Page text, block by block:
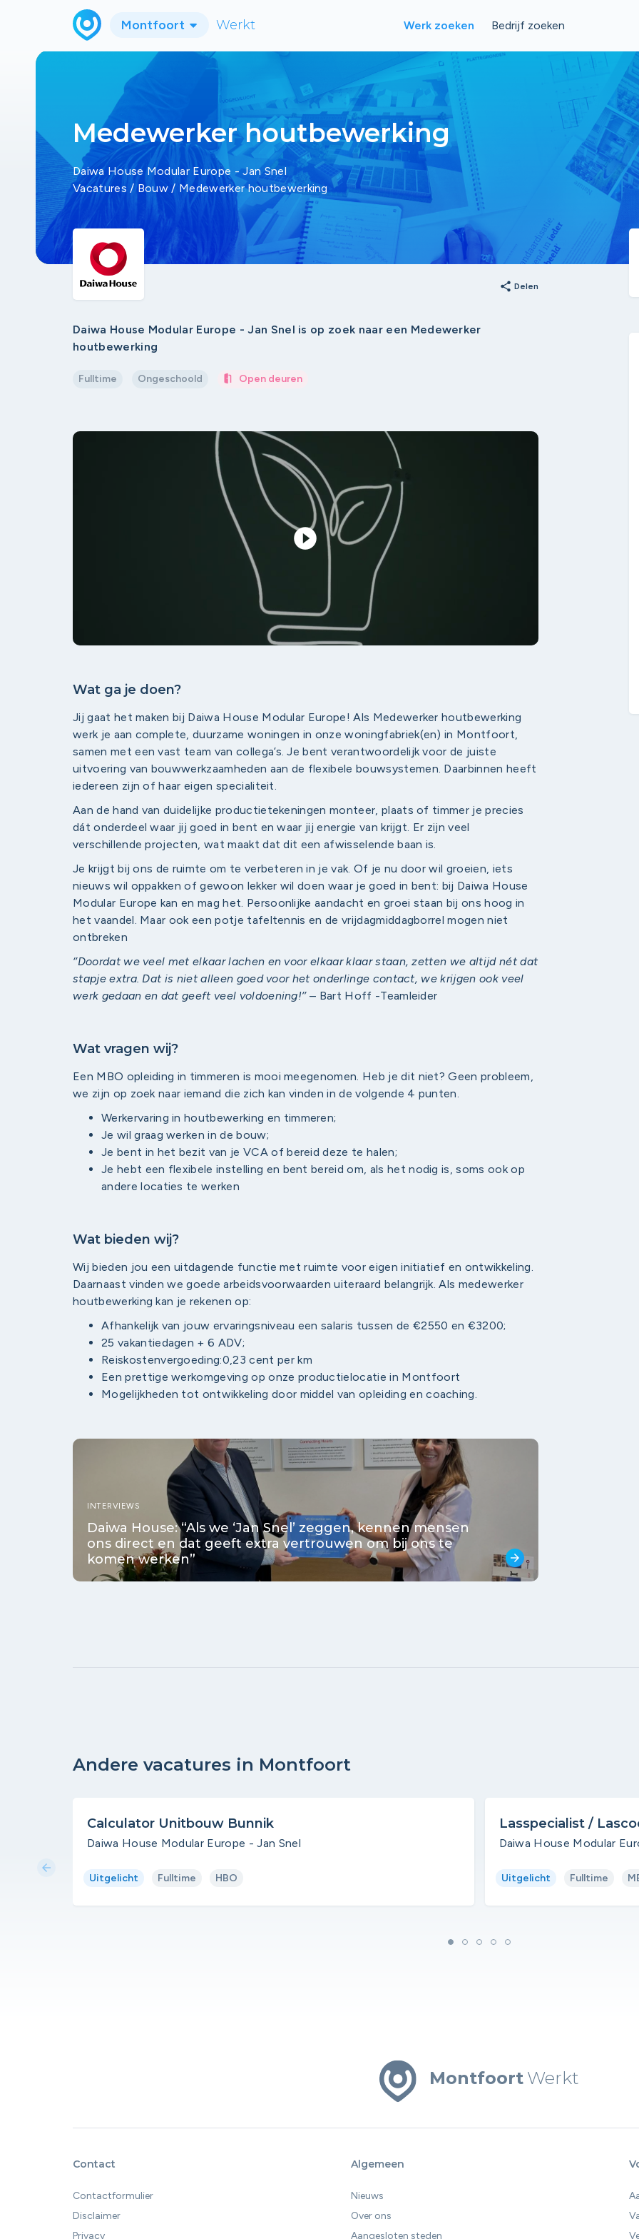
Montfoort Werkt Werk zoeken Bedrijf zoeken
Medewerker houtbewerking
Daiwa House Modular Europe - Jan Snel
Vacatures /Bouw / Medewerker houtbewerking
share Delen
Daiwa House Modular Europe - Jan Snel is op zoek naar een Medewerker
houtbewerking
Fulltime Ongeschoold Open deuren
play_circle_filled
Wat ga je doen?
Jij gaat het maken bij Daiwa House Modular Europe! Als Medewerker houtbewerking
werk je aan complete, duurzame woningen in onze woningfabriek(en) in Montfoort,
samen met een vast team van collega’s. Je bent verantwoordelijk voor de juiste
uitvoering van bouwwerkzaamheden aan de flexibele bouwsystemen. Daarbinnen heeft
iedereen zijn of haar eigen specialiteit.
Aan de hand van duidelijke productietekeningen monteer, plaats of timmer je precies
dát onderdeel waar jij goed in bent en waar jij energie van krijgt. Er zijn veel
verschillende projecten, wat maakt dat dit een afwisselende baan is.
Je krijgt bij ons de ruimte om te verbeteren in je vak. Of je nu door wil groeien, iets
nieuws wil oppakken of gewoon lekker wil doen waar je goed in bent: bij Daiwa House
Modular Europe kan en mag het. Persoonlijke aandacht en groei staan bij ons hoog in
het vaandel. Maar ook een potje tafeltennis en de vrijdagmiddagborrel mogen niet
ontbreken
‘’Doordat we veel met elkaar lachen en voor elkaar klaar staan, zetten we altijd nét dat
stapje extra. Dat is niet alleen goed voor het onderlinge contact, we krijgen ook veel
werk gedaan en dat geeft veel voldoening!’’– Bart Hoff -Teamleider
Wat vragen wij?
Een MBO opleiding in timmeren is mooi meegenomen. ​Heb je dit niet? Geen probleem,
we zijn op zoek naar iemand die zich kan vinden in de volgende 4 punten.
Werkervaring in houtbewerking en timmeren;
Je wil graag werken in de bouw;
Je bent in het bezit van je VCA of bereid deze te halen;
Je hebt een flexibele instelling en bent bereid om, als het nodig is, soms ook op
andere locaties te werken
Wat bieden wij?
Wij bieden jou een uitdagende functie met ruimte voor eigen initiatief en ontwikkeling.
Daarnaast vinden we goede arbeidsvoorwaarden uiteraard belangrijk. Als medewerker
houtbewerking kan je rekenen op:
Afhankelijk van jouw ervaringsniveau een salaris tussen de €2550 en €3200;
25 vakantiedagen + 6 ADV;
Reiskostenvergoeding:0,23 cent per km
Een prettige werkomgeving op onze productielocatie in Montfoort
Mogelijkheden tot ontwikkeling door middel van opleiding en coaching.
INTERVIEWS
Daiwa House: “Als we ‘Jan Snel’ zeggen, kennen mensen
ons direct en dat geeft extra vertrouwen om bij ons te
komen werken”
arrow_forward
Andere vacatures in Montfoort
Calculator Unitbouw Bunnik
Daiwa House Modular Europe - Jan Snel
Uitgelicht Fulltime HBO
Lasspecialist /
Daiwa House Modular
Uitgelicht Fulltime
arrow_back
Montfoort Werkt
Contact
Contactformulier
Disclaimer
Privacy
Algemeen
Nieuws
Over ons
Aangesloten steden